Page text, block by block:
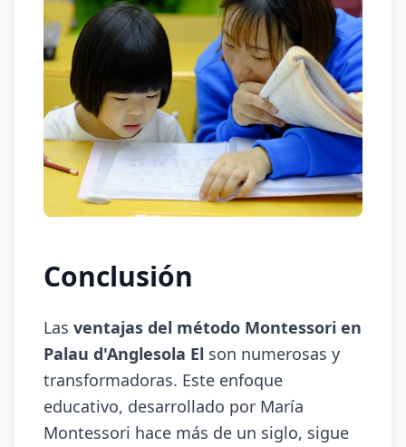
Conclusión
Las ventajas del método Montessori en
Palau d'Anglesola El son numerosas y
transformadoras. Este enfoque
educativo, desarrollado por María
Montessori hace más de un siglo, sigue